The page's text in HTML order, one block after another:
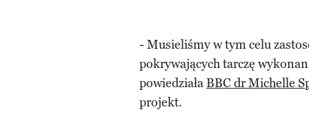
- Musieliśmy w tym celu
pokrywających tarczę
powiedziałaBBC dr Michelle
projekt.